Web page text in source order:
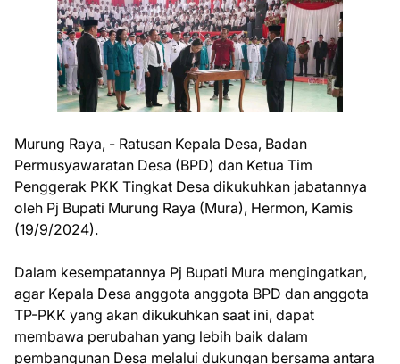
Murung Raya, - Ratusan Kepala Desa, Badan
Permusyawaratan Desa (BPD) dan Ketua Tim
Penggerak PKK Tingkat Desa dikukuhkan jabatannya
oleh Pj Bupati Murung Raya (Mura), Hermon, Kamis
(19/9/2024).
Dalam kesempatannya Pj Bupati Mura mengingatkan,
agar Kepala Desa anggota anggota BPD dan anggota
TP-PKK yang akan dikukuhkan saat ini, dapat
membawa perubahan yang lebih baik dalam
pembangunan Desa melalui dukungan bersama antara